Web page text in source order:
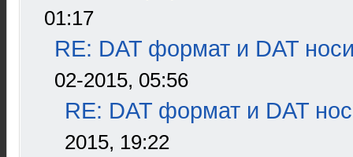
01:17
RE: DAT формат и DAT
02-2015, 05:56
RE: DAT формат и DAT
2015, 19:22